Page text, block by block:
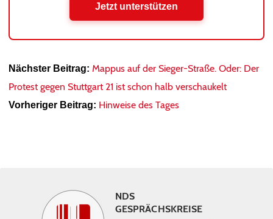
Jetzt unterstützen
Nächster Beitrag: Mappus auf der Sieger-Straße. Oder: Der
Protest gegen Stuttgart 21 ist schon halb verschaukelt
Vorheriger Beitrag: Hinweise des Tages
NDS
GESPRÄCHSKREISE